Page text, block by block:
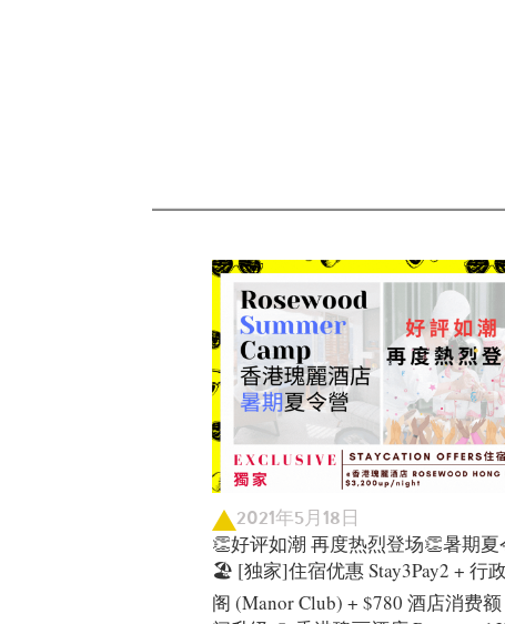
2021年5月18日
👏好评如潮 再度热烈登场👏暑期夏
🏖️ [独家]住宿优惠 Stay3Pay2 + 行
阁 (Manor Club) + $780 酒店消费